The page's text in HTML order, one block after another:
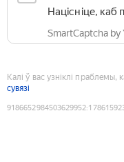
Націсніце, каб
SmartCaptcha by
Калі ў вас узніклі праблемы,
сувязі
9186652984503629952: